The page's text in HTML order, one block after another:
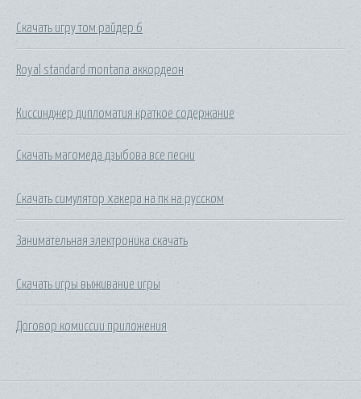
Скачать игру том райдер 6
Royal standard montana аккордеон
Киссинджер дипломатия краткое содержание
Скачать магомеда дзыбова все песни
Скачать симулятор хакера на пк на русском
Занимательная электроника скачать
Скачать игры выживание игры
Договор комиссии приложения